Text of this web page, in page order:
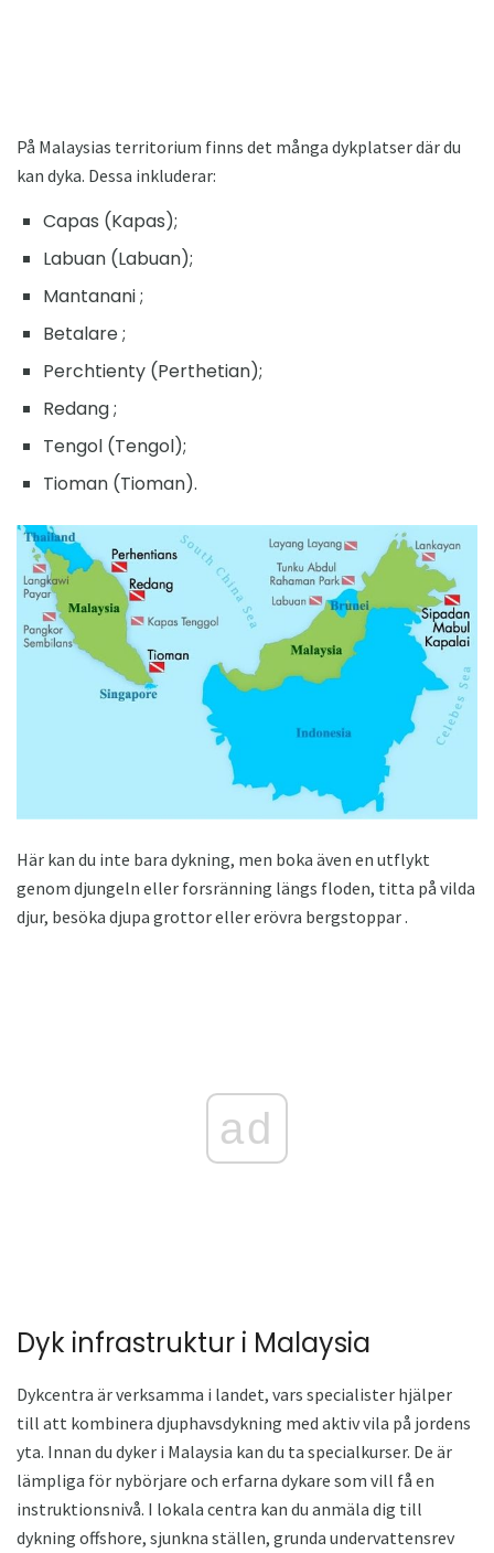
På Malaysias territorium finns det många dykplatser där du
kan dyka. Dessa inkluderar:
Capas (Kapas);
Labuan (Labuan);
Mantanani ;
Betalare ;
Perchtienty (Perthetian);
Redang ;
Tengol (Tengol);
Tioman (Tioman).
Här kan du inte bara dykning, men boka även en utflykt
genom djungeln eller forsränning längs floden, titta på vilda
djur, besöka djupa grottor eller erövra bergstoppar .
ad
Dyk infrastruktur i Malaysia
Dykcentra är verksamma i landet, vars specialister hjälper
till att kombinera djuphavsdykning med aktiv vila på jordens
yta. Innan du dyker i Malaysia kan du ta specialkurser. De är
lämpliga för nybörjare och erfarna dykare som vill få en
instruktionsnivå. I lokala centra kan du anmäla dig till
dykning offshore, sjunkna ställen, grunda undervattensrev